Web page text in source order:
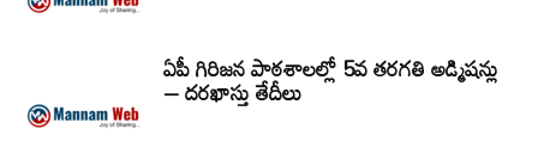
ఏపీ గిరిజన పాఠశాలల్లో 5వ తరగతి అడ్మిషన్లు
– దరఖాస్తు తేదీలు